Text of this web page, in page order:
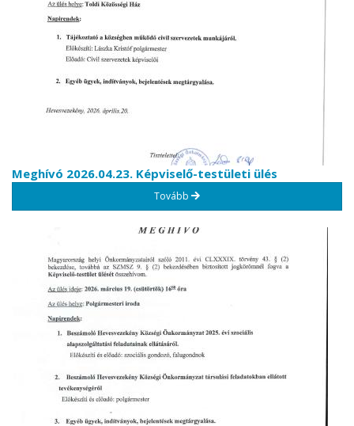
Meghívó 2026.04.23. Képviselő-testületi ülés
Tovább